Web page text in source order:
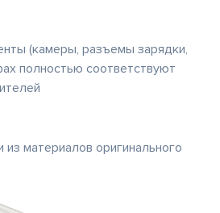
(камеры, разъемы зарядки,
полностью соответствуют
из материалов оригинального